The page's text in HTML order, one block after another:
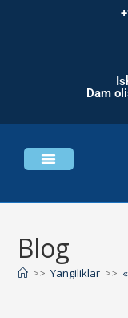
Dam
Blog
>> Yangiliklar >>